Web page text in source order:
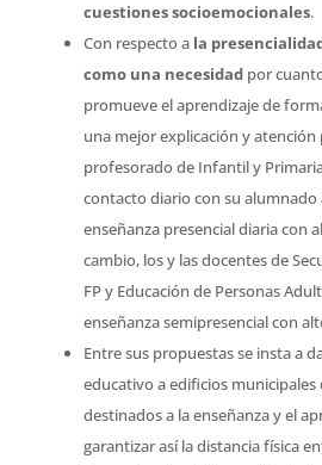
cuestiones socioemocionales.
Con respecto a la
como una necesidad por
promueve el aprendizaje de
una mejor explicación y atención
profesorado de Infantil y
contacto diario con su alumnado
enseñanza presencial diaria con
cambio, los y las docentes de
FP y Educación de Personas
enseñanza semipresencial con
Entre sus propuestas se insta a
educativo a edificios municipales
destinados a la enseñanza y el
garantizar así la distancia física